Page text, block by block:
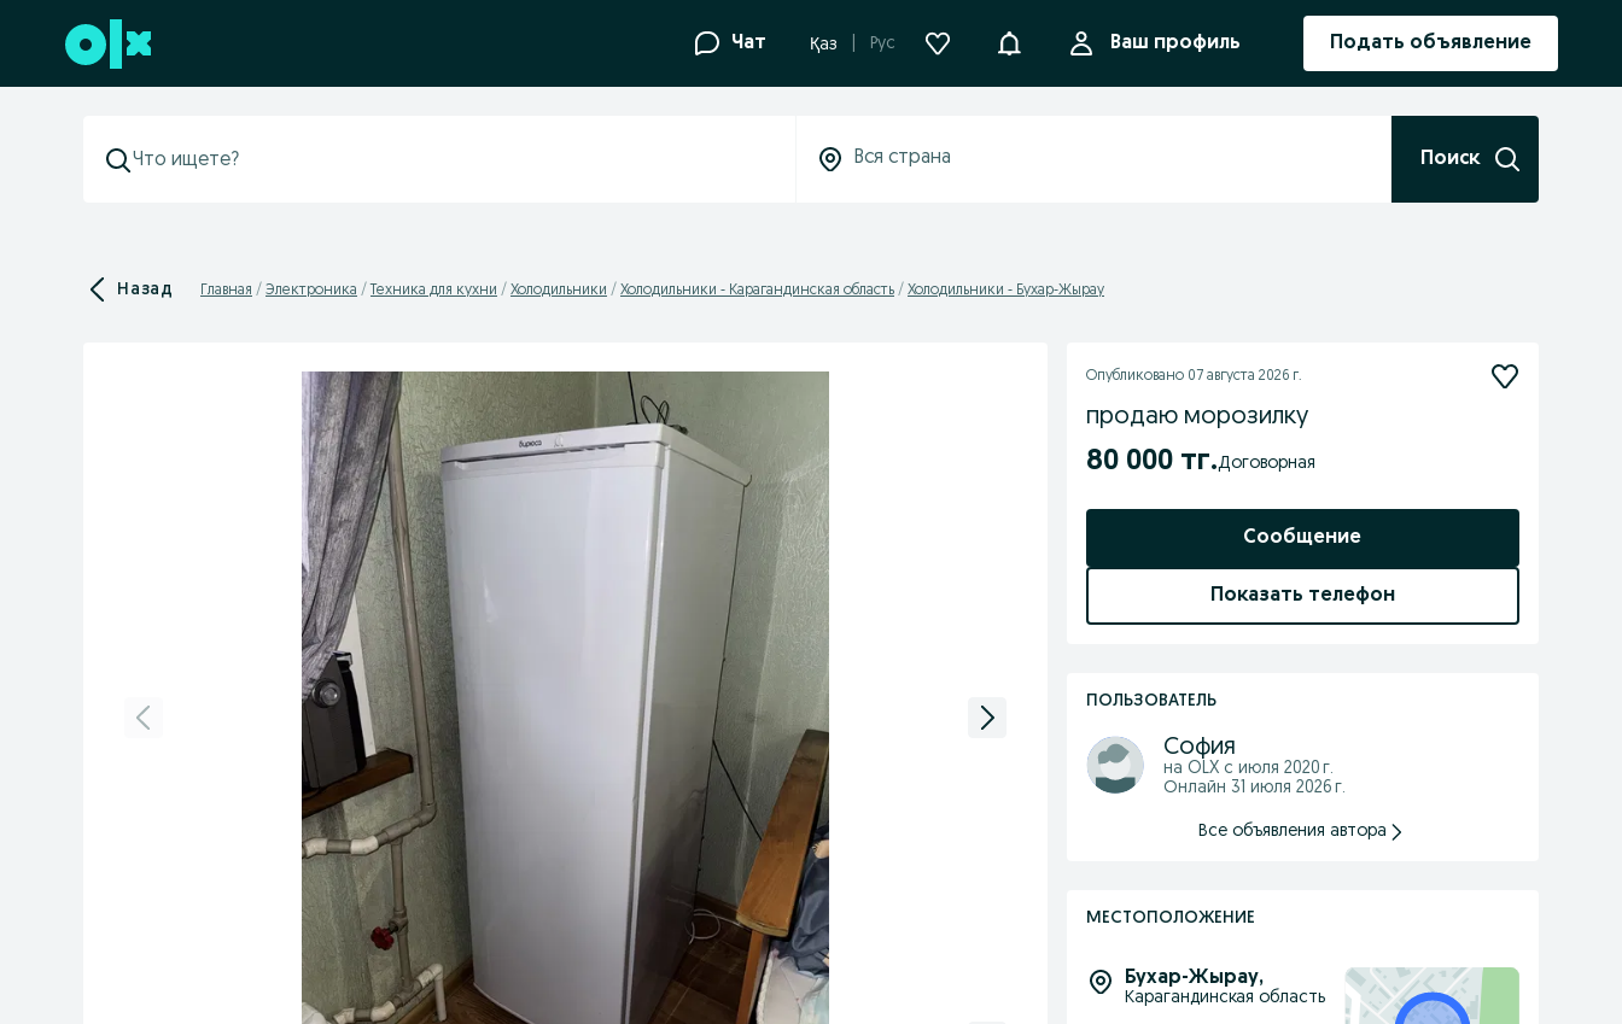
Перейти к нижнему колонтитулу Чат Қаз Рус УведомленияВаш профиль Подать объявление
Поиск
Назад Главная Электроника Техника для кухни Холодильники Холодильники - Карагандинская область Холодильники - Бухар-Жырау
Опубликовано 07 августа 2026 г.
продаю морозилку
80 000 тг. Договорная
Сообщение
Показать телефон
ПОЛЬЗОВАТЕЛЬ
София
на OLX с июля 2020 г.
Онлайн 31 июля 2026 г.
Все объявления автора
МЕСТОПОЛОЖЕНИЕ
Бухар-Жырау,
Карагандинская область